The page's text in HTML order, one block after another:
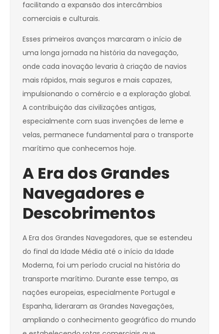
facilitando a expansão dos intercâmbios
comerciais e culturais.
Esses primeiros avanços marcaram o início de
uma longa jornada na história da navegação,
onde cada inovação levaria à criação de navios
mais rápidos, mais seguros e mais capazes,
impulsionando o comércio e a exploração global.
A contribuição das civilizações antigas,
especialmente com suas invenções de leme e
velas, permanece fundamental para o transporte
marítimo que conhecemos hoje.
A Era dos Grandes
Navegadores e
Descobrimentos
A Era dos Grandes Navegadores, que se estendeu
do final da Idade Média até o início da Idade
Moderna, foi um período crucial na história do
transporte marítimo. Durante esse tempo, as
nações europeias, especialmente Portugal e
Espanha, lideraram as Grandes Navegações,
ampliando o conhecimento geográfico do mundo